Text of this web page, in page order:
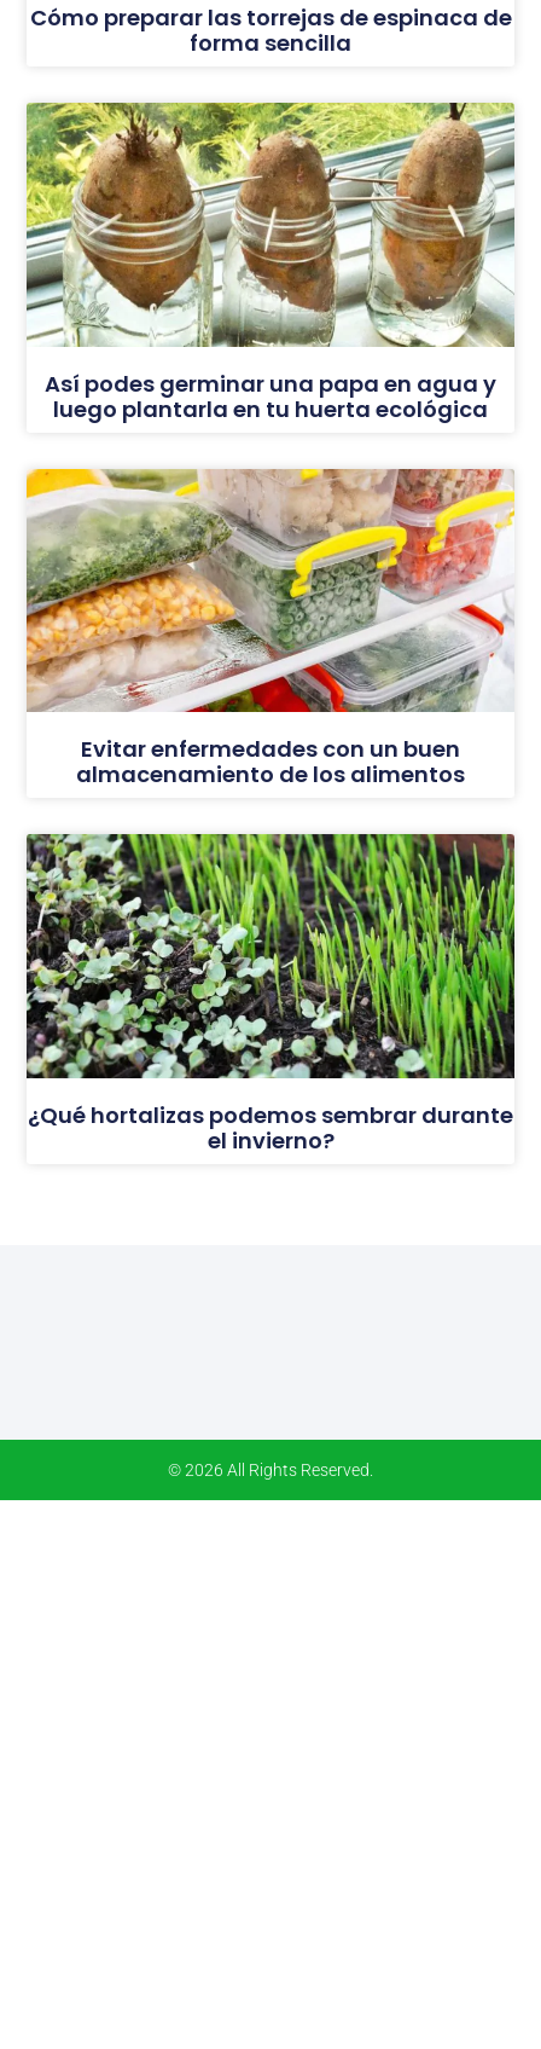
Cómo preparar las torrejas de espinaca de
forma sencilla
Así podes germinar una papa en agua y
luego plantarla en tu huerta ecológica
Evitar enfermedades con un buen
almacenamiento de los alimentos
¿Qué hortalizas podemos sembrar durante
el invierno?
© 2026 All Rights Reserved.